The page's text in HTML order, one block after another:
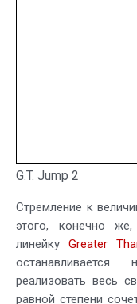
G.T. Jump 2
Стремление к
этого, конечно
линейкуGreater
реализовать весь
равной степени